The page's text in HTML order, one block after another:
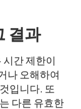
결과
시간 제한이
나 오해하여
입니다. 또
다른 유효한